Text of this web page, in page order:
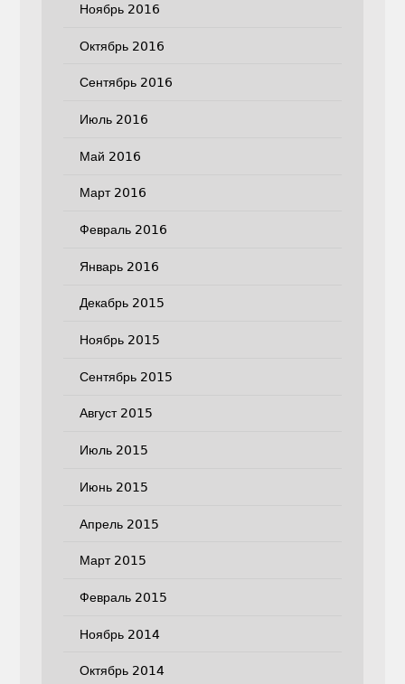
Ноябрь 2016
Октябрь 2016
Сентябрь 2016
Июль 2016
Май 2016
Март 2016
Февраль 2016
Январь 2016
Декабрь 2015
Ноябрь 2015
Сентябрь 2015
Август 2015
Июль 2015
Июнь 2015
Апрель 2015
Март 2015
Февраль 2015
Ноябрь 2014
Октябрь 2014